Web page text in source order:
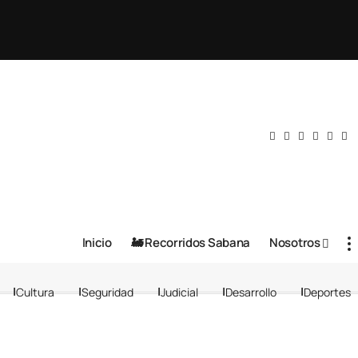
Inicio 🚂 Recorridos Sabana Nosotros
Cultura Seguridad Judicial Desarrollo Deportes